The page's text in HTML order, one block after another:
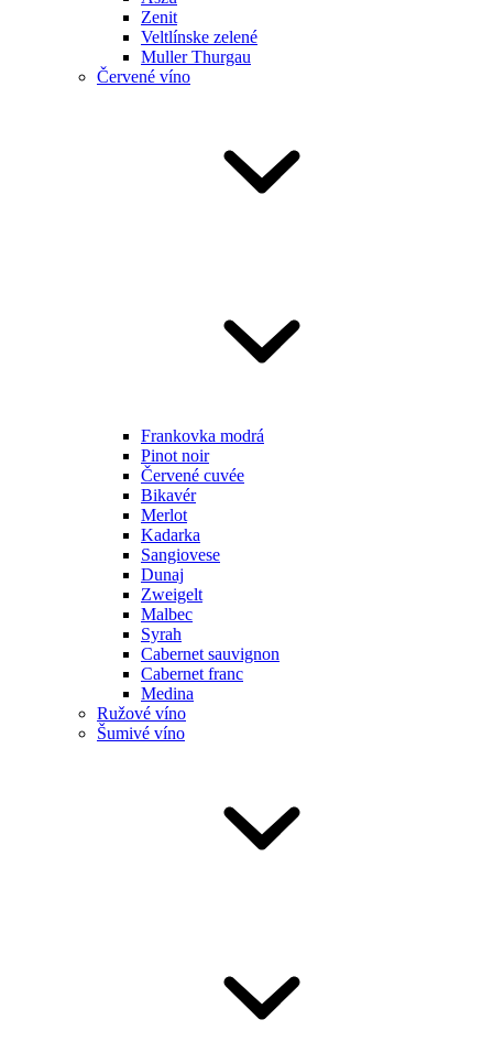
Zenit
Veltlínske zelené
Muller Thurgau
Červené víno
Frankovka modrá
Pinot noir
Červené cuvée
Bikavér
Merlot
Kadarka
Sangiovese
Dunaj
Zweigelt
Malbec
Syrah
Cabernet sauvignon
Cabernet franc
Medina
Ružové víno
Šumivé víno